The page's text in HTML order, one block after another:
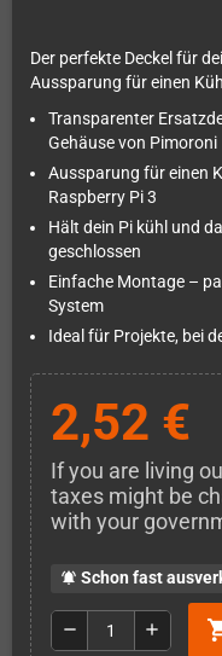
Der perfekte Deckel für
Aussparung für einen
Transparenter
Gehäuse von Pimoroni
Aussparung für einen
Raspberry Pi 3
Hält dein Pi kühl und
geschlossen
Einfache Montage –
System
Ideal für Projekte, bei
2,52 €
If you are living
taxes might be
with your
notifications_active Schon fast
remove add